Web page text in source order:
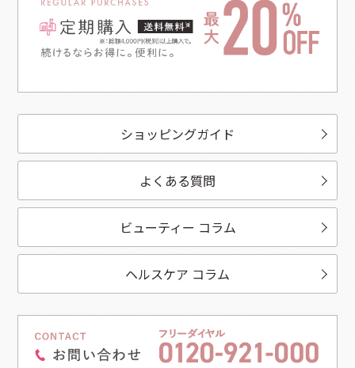
ショッピングガイド
よくある質問
ビューティー コラム
ヘルスケア コラム